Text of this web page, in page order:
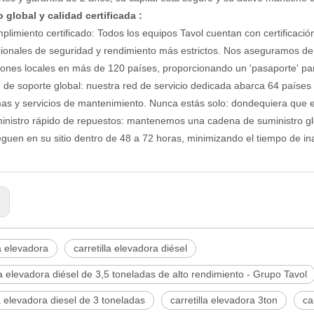
global y calidad certificada :
certificado: Todos los equipos Tavol cuentan con
de seguridad y rendimiento más estrictos. Nos aseguramos
locales en más de 120 países, proporcionando un 'pasaporte'
de soporte global: nuestra red de servicio dedicada abarca 64
y servicios de mantenimiento. Nunca estás solo: dondequiera que
rápido de repuestos: mantenemos una cadena de suministro
en su sitio dentro de 48 a 72 horas, minimizando el tiempo de
elevadora carretilla elevadora diésel
elevadora diésel de 3,5 toneladas de alto rendimiento - Grupo Tavol
elevadora diesel de 3 toneladas carretilla elevadora 3ton